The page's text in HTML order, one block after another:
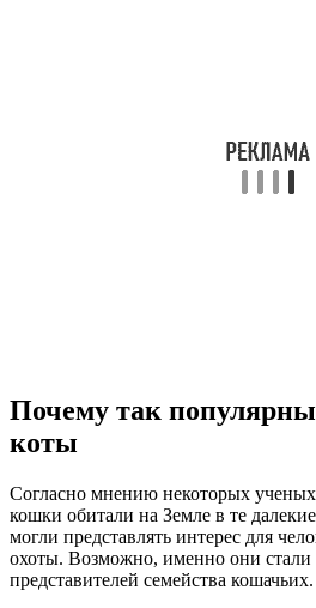
Почему так
коты
Согласно мнению некоторых
кошки обитали на Земле в те
могли представлять интерес для
охоты. Возможно, именно они
представителей семейства кошачьих.